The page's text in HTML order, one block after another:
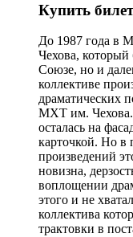
Купить
До 1987 года в
Чехова, который
Союзе, но и
коллективе
драматических
МХТ им. Чехова.
осталась на
карточкой. Но в
произведений
новизна,
воплощении
этого и не
коллектива
трактовки в